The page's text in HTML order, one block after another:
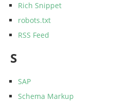
Rich Snippet
robots.txt
RSS Feed
S
SAP
Schema Markup